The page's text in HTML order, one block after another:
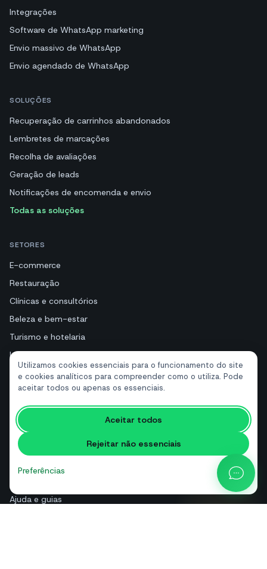
Utilizamos cookies essenciais para o funcionamento do site
e cookies analíticos para compreender como o utiliza. Pode
aceitar todos ou apenas os essenciais.
Aceitar todos
Rejeitar não essenciais
Preferências
Integrações
Software de WhatsApp marketing
Envio massivo de WhatsApp
Envio agendado de WhatsApp
SOLUÇÕES
Recuperação de carrinhos abandonados
Lembretes de marcações
Recolha de avaliações
Geração de leads
Notificações de encomenda e envio
Todas as soluções
SETORES
E-commerce
Restauração
Clínicas e consultórios
Beleza e bem-estar
Turismo e hotelaria
Imobiliárias
RECURSOS
Ferramentas gratuitas
Glossário
Comparações
Ajuda e guias